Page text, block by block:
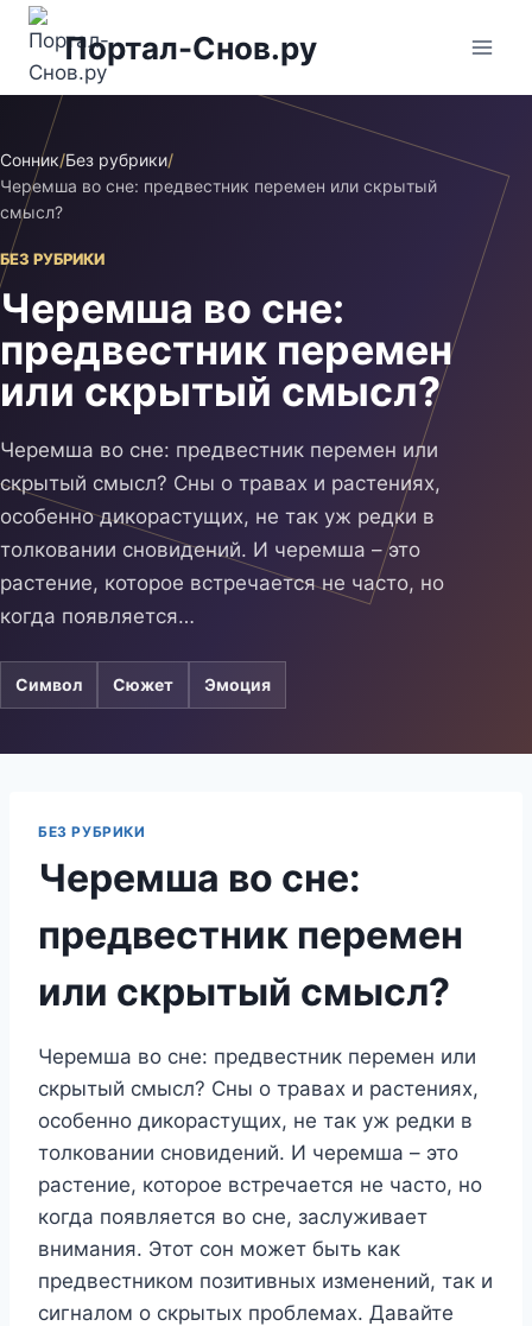
Перейти
содержимому
Портал-Снов.ру
Сонник/Без рубрики/
Черемша во сне: предвестник перемен или скрытый
смысл?
БЕЗ РУБРИКИ
Черемша во сне:
предвестник перемен
или скрытый смысл?
Черемша во сне: предвестник перемен или
скрытый смысл? Сны о травах и растениях,
особенно дикорастущих, не так уж редки в
толковании сновидений. И черемша – это
растение, которое встречается не часто, но
когда появляется…
Символ Сюжет Эмоция
БЕЗ РУБРИКИ
Черемша во сне:
предвестник перемен
или скрытый смысл?
Черемша во сне: предвестник перемен или
скрытый смысл? Сны о травах и растениях,
особенно дикорастущих, не так уж редки в
толковании сновидений. И черемша – это
растение, которое встречается не часто, но
когда появляется во сне, заслуживает
внимания. Этот сон может быть как
предвестником позитивных изменений, так и
сигналом о скрытых проблемах. Давайте